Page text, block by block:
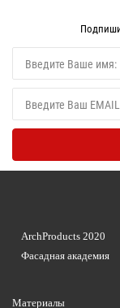
Материалы
ArchProducts 2020
Фасадная академия